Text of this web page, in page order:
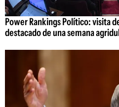
Power Rankings Político: visita
destacado de una semana